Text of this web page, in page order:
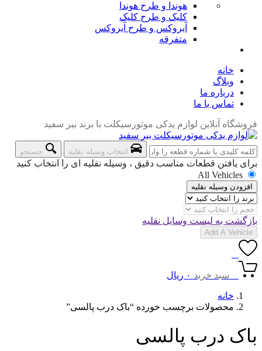
هوندا و طرح هوندا
کلیک و طرح کلیک
آیروکس و طرح آیروکس
متفرقه
خانه
وبلاگ
درباره ما
تماس با ما
فروشگاه آنلاین لوازم یدکی موتورسیکلت با برند ببر سفید
انتخاب وسیله نقلیه جستجو
برای یافتن قطعات مناسب دقیق ، وسیله نقلیه ای را انتخاب کنید
All Vehicles
افزودن وسیله نقلیه
بازگشت به لیست وسایل نقلیه
Add A Vehicle
سبد خرید ۰ ریال
خانه
محصولات برچسب خورده “باک درب پالسی”
باک درب پالسی